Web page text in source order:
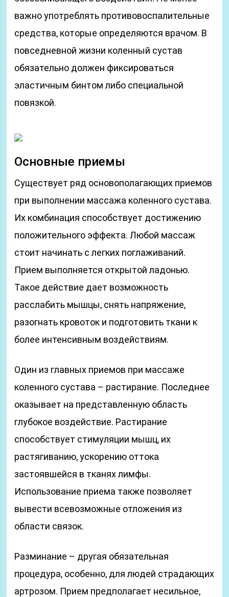
важно употреблять противовоспалительные
средства, которые определяются врачом. В
повседневной жизни коленный сустав
обязательно должен фиксироваться
эластичным бинтом либо специальной
повязкой.
Основные приемы
Существует ряд основополагающих приемов
при выполнении массажа коленного сустава.
Их комбинация способствует достижению
положительного эффекта. Любой массаж
стоит начинать с легких поглаживаний.
Прием выполняется открытой ладонью.
Такое действие дает возможность
расслабить мышцы, снять напряжение,
разогнать кровоток и подготовить ткани к
более интенсивным воздействиям.
Один из главных приемов при массаже
коленного сустава – растирание. Последнее
оказывает на представленную область
глубокое воздействие. Растирание
способствует стимуляции мышц, их
растягиванию, ускорению оттока
застоявшейся в тканях лимфы.
Использование приема также позволяет
вывести всевозможные отложения из
области связок.
Разминание – другая обязательная
процедура, особенно, для людей страдающих
артрозом. Прием предполагает несильное,